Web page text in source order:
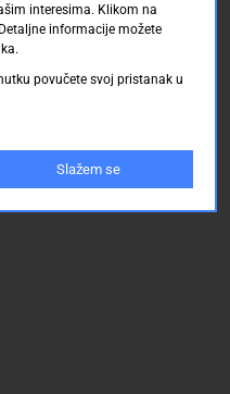
interesima. Klikom na
informacije možete
povučete svoj pristanak u
Slažem se